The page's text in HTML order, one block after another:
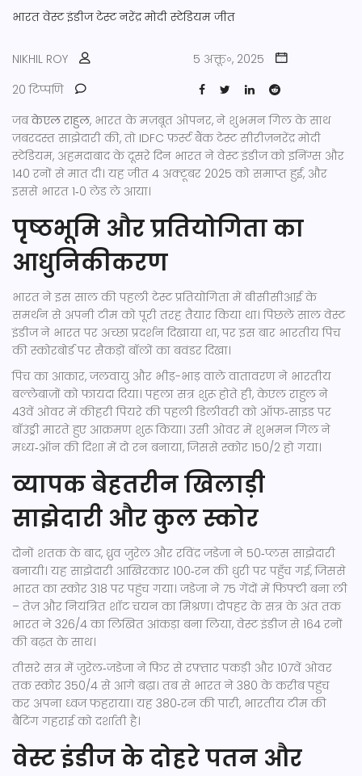
भारत वेस्ट इंडीज टेस्ट नरेंद्र मोदी स्टेडियम जीत
NIKHIL ROY
5 अक्तू॰, 2025
20 टिप्पणि
जबकेएल राहुल, भारत के मज़बूत ओपनर, ने शुभमन गिलके साथ
ज़बरदस्त साझेदारी की, तो IDFC फ़र्स्ट बैंक टेस्ट सीरीज़नरेंद्र मोदी
स्टेडियम, अहमदाबादके दूसरे दिन भारत ने वेस्ट इंडीज को इनिंग्स और
140 रनों से मात दी। यह जीत 4 अक्टूबर 2025 को समाप्त हुई, और
इससे भारत 1‑0 लेड ले आया।
पृष्ठभूमि और प्रतियोगिता का
आधुनिकीकरण
भारत ने इस साल की पहली टेस्ट प्रतियोगिता मेंबीसीसीआईके
समर्थन से अपनी टीम को पूरी तरह तैयार किया था। पिछले साल वेस्ट
इंडीज ने भारत पर अच्छा प्रदर्शन दिखाया था, पर इस बार भारतीय पिच
की स्कोरबोर्ड पर सैकड़ों बॉलों का बवंडर दिखा।
पिच का आकार, जलवायु और भीड़-भाड़ वाले वातावरण ने भारतीय
बल्लेबाज़ों को फायदा दिया। पहला सत्र शुरू होते ही,केएल राहुलने
43वें ओवर में कीहरी पियरे की पहली डिलीवरी को ऑफ‑साइड पर
बॉउंड्री मारते हुए आक्रमण शुरू किया। उसी ओवर में शुभमन गिलने
मध्य‑ऑन की दिशा में दो रन बनाया, जिससे स्कोर 150/2 हो गया।
व्यापक बेहतरीन खिलाड़ी
साझेदारी और कुल स्कोर
दोनों शतक के बाद, ध्रुव जुरेलऔररविंद्र जडेजाने 50‑प्लस साझेदारी
बनायी। यह साझेदारी आखिरकार 100‑रन की धुरी पर पहुँच गई, जिससे
भारत का स्कोर 318 पर पहुंच गया। जडेजा ने 75 गेंदों में फिफ्टी बना ली
– तेज़ और नियंत्रित शॉट चयन का मिश्रण। दोपहर के सत्र के अंत तक
भारत ने 326/4 का लिखित आंकड़ा बना लिया, वेस्ट इंडीज से 164 रनों
की बढ़त के साथ।
तीसरे सत्र में जुरेल‑जडेजा ने फिर से रफ़्तार पकड़ी और 107वें ओवर
तक स्कोर 350/4 से आगे बढ़ा। तब से भारत ने 380 के करीब पहुंच
कर अपना ध्वज फहराया। यह 380‑रन की पारी, भारतीय टीम की
बैटिंग गहराई को दर्शाती है।
वेस्ट इंडीज के दोहरे पतन और